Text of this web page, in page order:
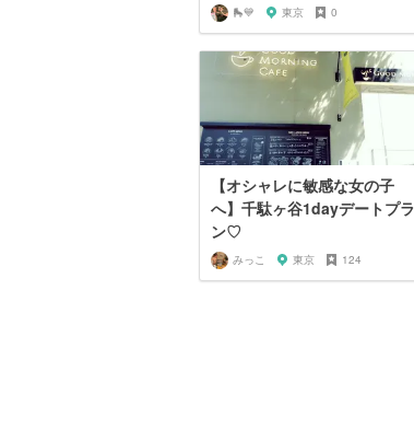
🛼💙 東京 0
【オシャレに敏感な女の子
へ】千駄ヶ谷1dayデートプラ
ン♡
みっこ 東京 124